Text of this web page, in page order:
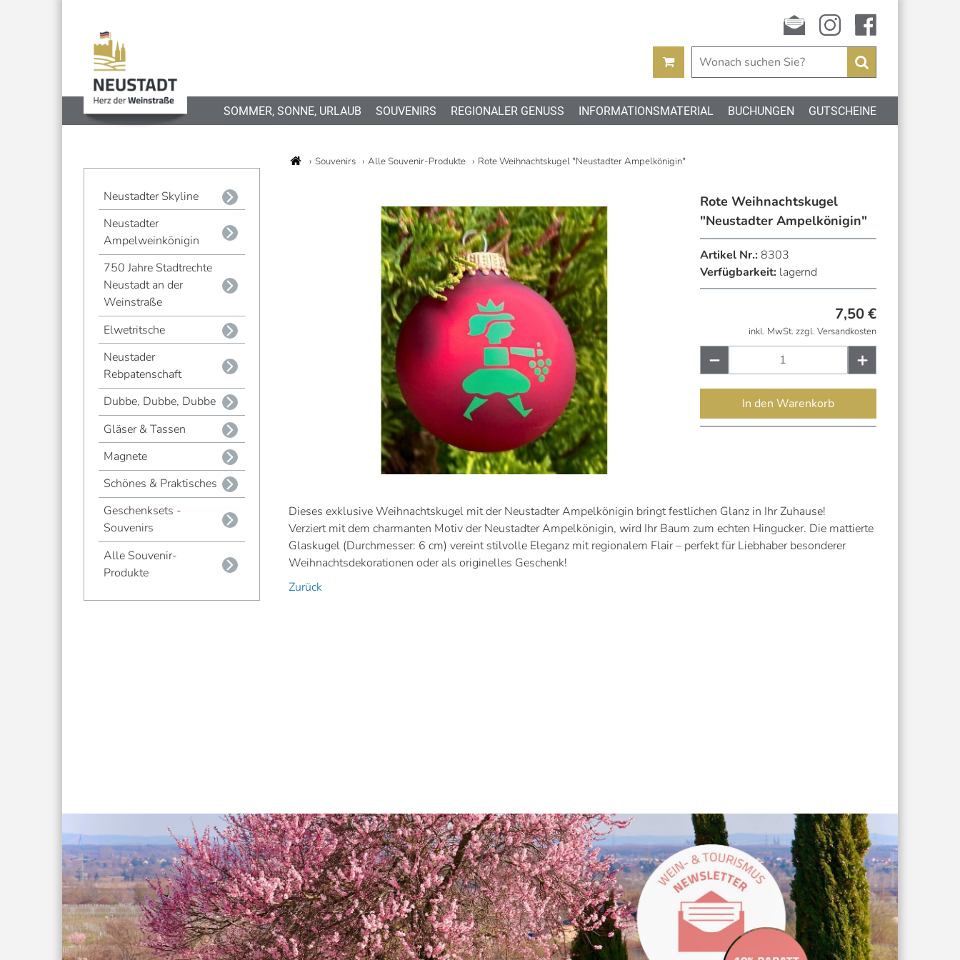
Newsletterinstagramfacebook
Suchen
SOMMER, SONNE, URLAUB SOUVENIRS REGIONALER GENUSS INFORMATIONSMATERIAL BUCHUNGEN GUTSCHEINE
Neustadter Skyline
Neustadter
Ampelweinkönigin
750 Jahre Stadtrechte
Neustadt an der
Weinstraße
Elwetritsche
Neustader
Rebpatenschaft
Dubbe, Dubbe, Dubbe
Gläser & Tassen
Magnete
Schönes & Praktisches
Geschenksets -
Souvenirs
Alle Souvenir-
Produkte
Souvenirs Alle Souvenir-Produkte Rote Weihnachtskugel "Neustadter Ampelkönigin"
Rote Weihnachtskugel
"Neustadter Ampelkönigin"
Artikel Nr.: 8303
Verfügbarkeit: lagernd
7,50€
inkl. MwSt. zzgl. Versandkosten
In den Warenkorb
Dieses exklusive Weihnachtskugel mit der Neustadter Ampelkönigin bringt festlichen Glanz in Ihr Zuhause!
Verziert mit dem charmanten Motiv der Neustadter Ampelkönigin, wird Ihr Baum zum echten Hingucker. Die mattierte
Glaskugel (Durchmesser: 6 cm) vereint stilvolle Eleganz mit regionalem Flair – perfekt für Liebhaber besonderer
Weihnachtsdekorationen oder als originelles Geschenk!
Zurück